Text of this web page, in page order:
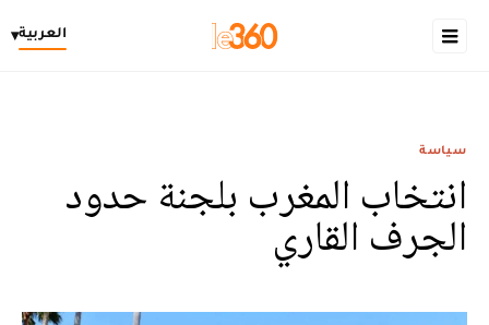
العربية▾
سياسة
انتخاب المغرب بلجنة حدود
الجرف القاري